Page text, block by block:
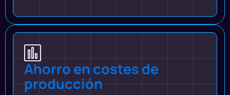
Ahorro en costes de
producción